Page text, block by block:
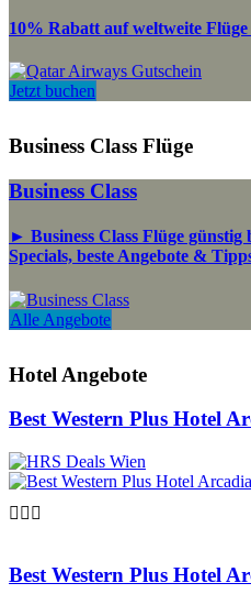
10% Rabatt auf weltweite
Jetzt buchen
Business Class Flüge
Business Class
► Business Class Flüge
Specials, beste Angebote &
Alle Angebote
Hotel Angebote
Best Western Plus Hotel

Best Western Plus Hotel